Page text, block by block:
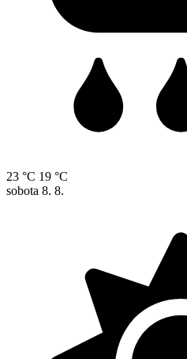
23 °C 19 °C
sobota 8. 8.